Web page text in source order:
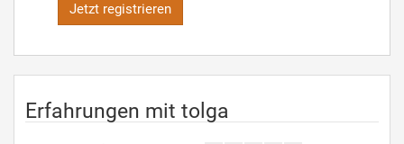
Jetzt registrieren
Erfahrungen mit tolga